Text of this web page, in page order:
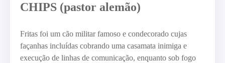
CHIPS (pastor alemão)
Fritas foi um cão militar famoso e condecorado cujas
façanhas incluídas cobrando uma casamata inimiga e
execução de linhas de comunicação, enquanto sob fogo